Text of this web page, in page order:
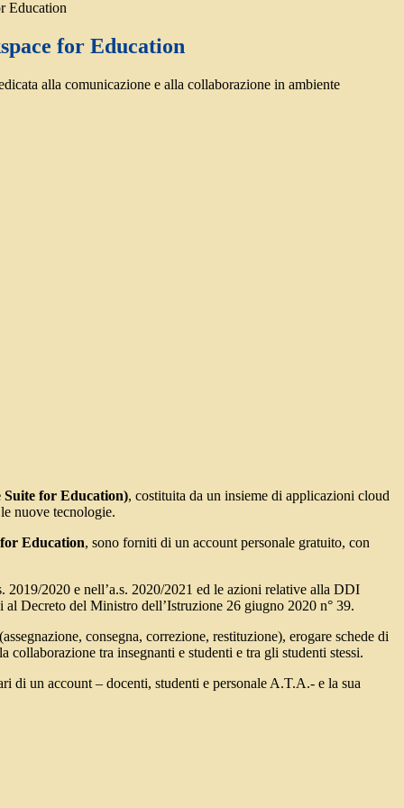
Education
for Education
alla comunicazione e alla collaborazione in ambiente
Suite for Education), costituita da un insieme di applicazioni cloud
nuove tecnologie.
Education, sono forniti di un account personale gratuito, con
2019/2020 e nell’a.s. 2020/2021 ed le azioni relative alla DDI
Decreto del Ministro dell’Istruzione 26 giugno 2020 n° 39.
consegna, correzione, restituzione), erogare schede di
tra insegnanti e studenti e tra gli studenti stessi.
di un account – docenti, studenti e personale A.T.A.- e la sua